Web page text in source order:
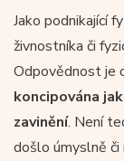
Jako podnikající
živnostníka či
Odpovědnost je
koncipována
zavinění. Není
došlo úmyslně